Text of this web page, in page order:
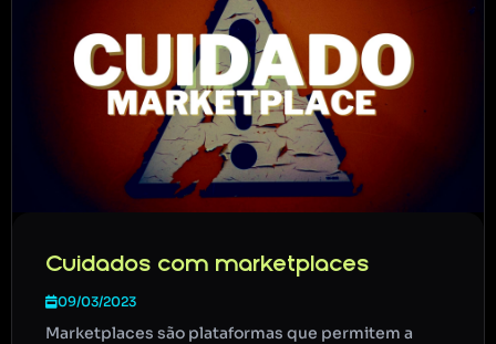
Cuidados com marketplaces
09/03/2023
Marketplaces são plataformas que permitem a